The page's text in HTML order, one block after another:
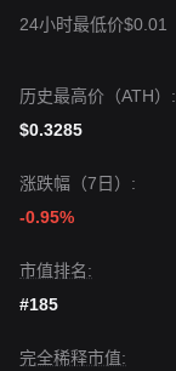
24小时最低价$0.01
历史最高价（ATH）:
$0.3285
涨跌幅（7日）:
-0.95%
市值排名:
#185
完全稀释市值: